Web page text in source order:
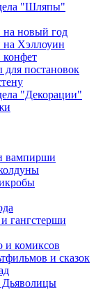
"Шляпы"
на новый год
на Хэллоуин
конфет
постановок
"Декорации"
вампирши
гангстерши
и комиксов
и сказок